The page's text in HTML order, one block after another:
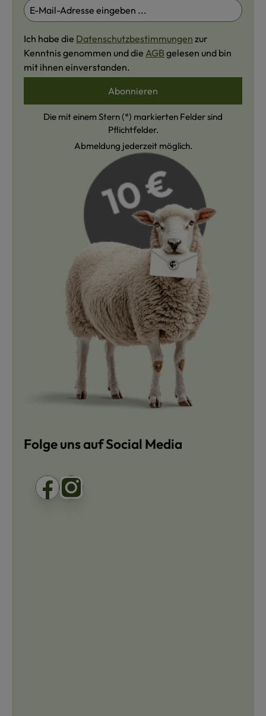
Ich habe die Datenschutzbestimmungen zur
Kenntnis genommen und die AGB gelesen und bin
mit ihnen einverstanden.
Abonnieren
Die mit einem Stern (*) markierten Felder sind
Pflichtfelder.
Abmeldung jederzeit möglich.
Folge uns auf Social Media